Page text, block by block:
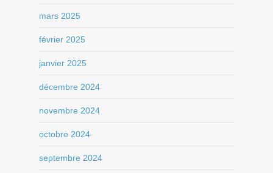
mars 2025
février 2025
janvier 2025
décembre 2024
novembre 2024
octobre 2024
septembre 2024